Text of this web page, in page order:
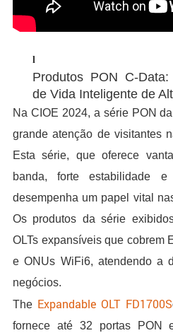
l
Produtos PON C-
de Vida Inteligente de
Na CIOE 2024, a série PON
grande atenção de visitantes
Esta série, que oferece
banda, forte estabilidade e
desempenha um papel vital
Os produtos da série
OLTs expansíveis que cobrem
e ONUs WiFi6, atendendo a
negócios.
The Expandable OLT FD1700S
fornece até 32 portas PON